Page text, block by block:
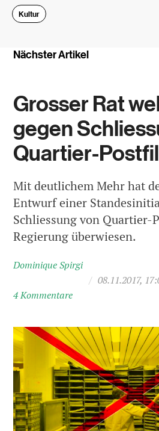
Kultur
Nächster Artikel
Grosser Rat
gegen
Quartier-
Mit deutlichem Mehr hat
Entwurf einer
Schliessung von Quartier-
Regierung überwiesen.
Dominique Spirgi
/ 08.11.2017,
4 Kommentare